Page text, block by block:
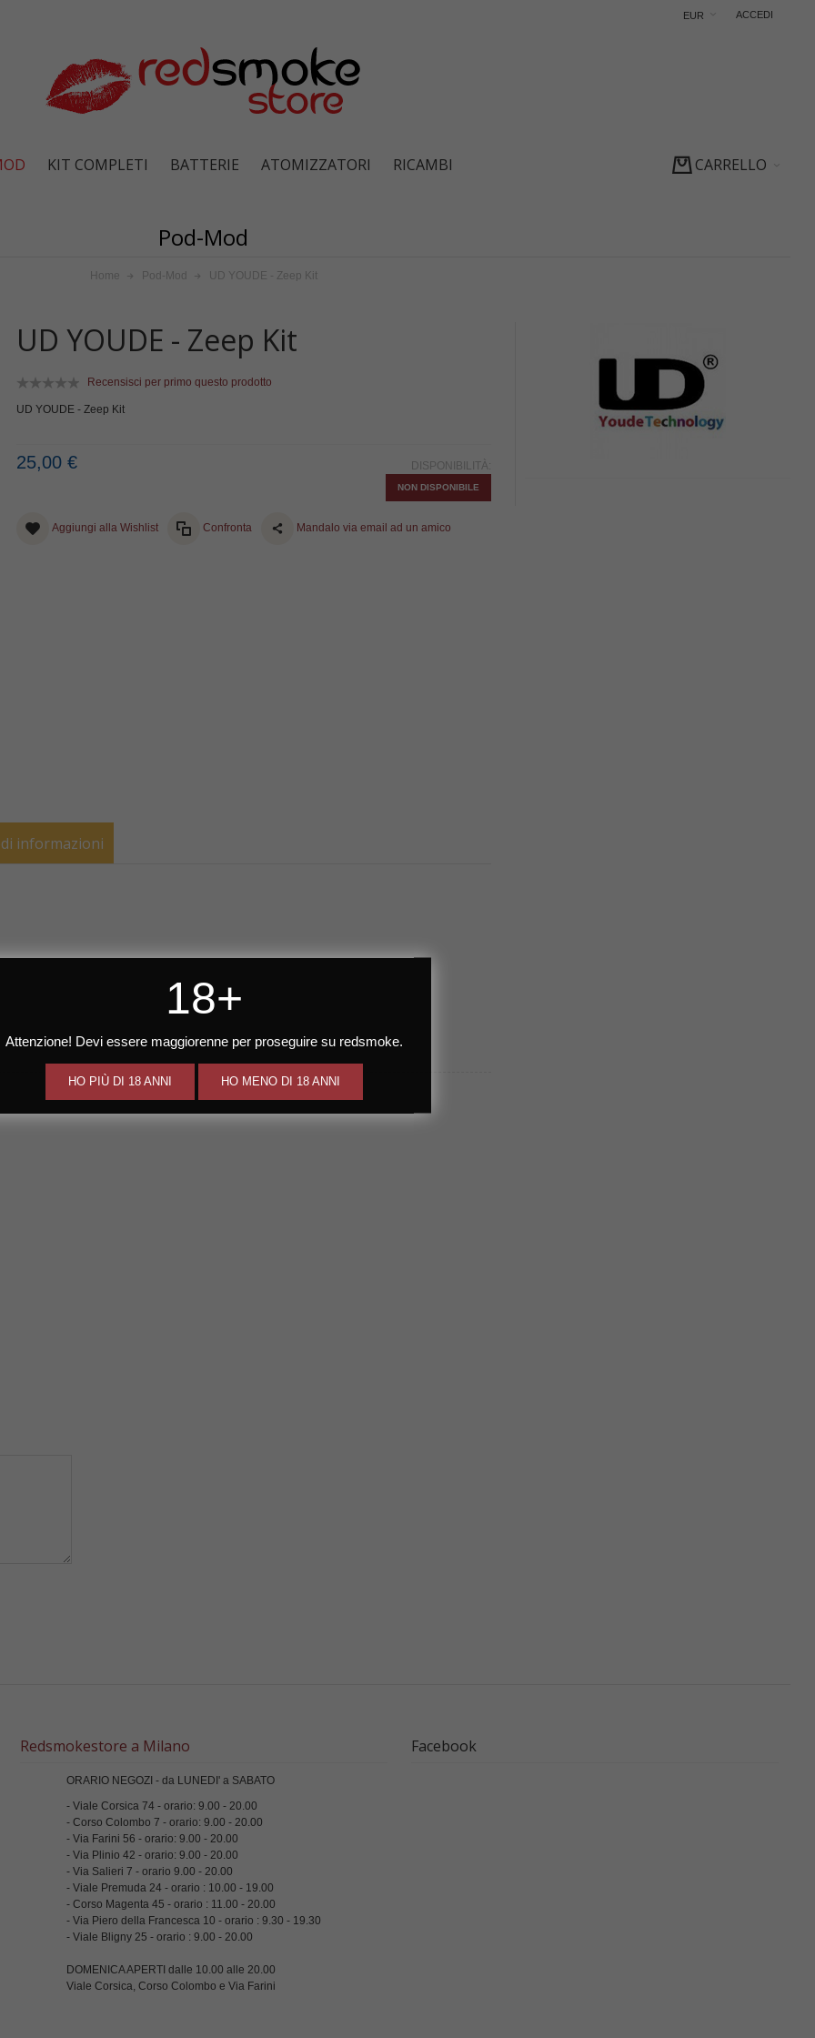
18+
Attenzione! Devi essere maggiorenne per proseguire su redsmoke.
HO PIÙ DI 18 ANNI HO MENO DI 18 ANNI
ACCEDI
EUR
CARRELLO
KIT COMPLETI BATTERIE ATOMIZZATORI RICAMBI
Pod-Mod
Home Pod-Mod UD YOUDE - Zeep Kit
UD YOUDE - Zeep Kit
Recensisci per primo questo prodotto
UD YOUDE - Zeep Kit
DISPONIBILITÀ:
NON DISPONIBILE
25,00 €
Aggiungi alla Wishlist Confronta Mandalo via email ad un amico
informazioni
Redsmokestore a Milano
ORARIO NEGOZI - da LUNEDI' a SABATO
- Viale Corsica 74 - orario: 9.00 - 20.00
- Corso Colombo 7 - orario: 9.00 - 20.00
- Via Farini 56 - orario: 9.00 - 20.00
- Via Plinio 42 - orario: 9.00 - 20.00
- Via Salieri 7 - orario 9.00 - 20.00
- Viale Premuda 24 - orario : 10.00 - 19.00
- Corso Magenta 45 - orario : 11.00 - 20.00
- Via Piero della Francesca 10 - orario : 9.30 - 19.30
- Viale Bligny 25 - orario : 9.00 - 20.00
DOMENICA APERTI dalle 10.00 alle 20.00
Viale Corsica, Corso Colombo e Via Farini
Facebook